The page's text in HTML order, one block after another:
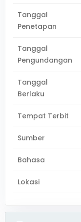
Tanggal
Penetapan
Tanggal
Pengundangan
Tanggal
Berlaku
Tempat Terbit
Sumber
Bahasa
Lokasi